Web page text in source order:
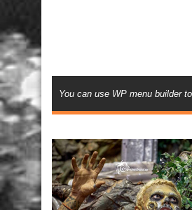
You can use WP menu builder